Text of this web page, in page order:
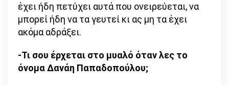
έχει ήδη πετύχει αυτά που ονειρεύεται, να
μπορεί ήδη να τα γευτεί κι ας μη τα έχει
ακόμα αδράξει.
-Τι σου έρχεται στο μυαλό όταν λες το
όνομα Δανάη Παπαδοπούλου;